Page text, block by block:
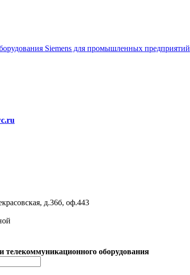
Siemens для промышленных предприятий
д.36б, оф.443
телекоммуникационного оборудования